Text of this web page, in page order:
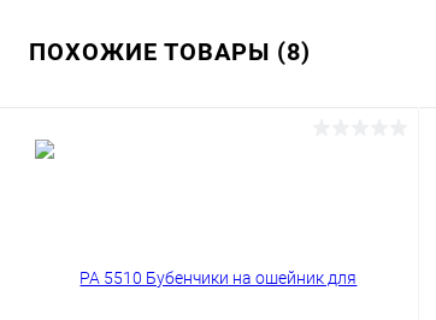
ПОХОЖИЕ ТОВАРЫ (8)